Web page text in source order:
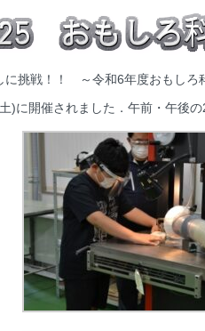
に挑戦！！ ～令和6年度おもしろ
)に開催されました．午前・午後